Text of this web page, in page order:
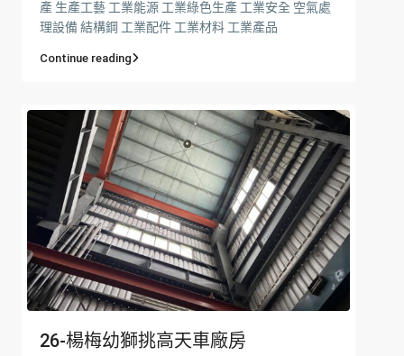
產 生產工藝 工業能源 工業綠色生產 工業安全 空氣處
理設備 結構鋼 工業配件 工業材料 工業產品
Continue reading
26-楊梅幼獅挑高天車廠房